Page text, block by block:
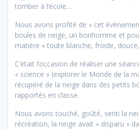
tomber à l’école…
Nous avons profité de « cet
boules de neige, un bonhomme et
matière « toute blanche, froide,
C’était l’occasion de réaliser une
« science » (explorer le Monde de la
récupéré de la neige dans des petits
rapportés en classe.
Nous avons touché, goûté, senti la
récréation, la neige avait « disparu »